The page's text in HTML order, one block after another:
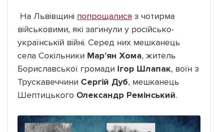
На Львівщині попрощалися з чотирма
військовими, які загинули у російсько-
українській війні. Серед них мешканець
села Сокільники Мар'ян Хома, житель
Бориславської громади Ігор Шлапак, воїн з
Трускавеччини Сергій Дуб, мешканець
Шептицького Олександр Ремінський.